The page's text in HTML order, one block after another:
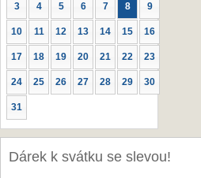
3 4 5 6 7 8 9
10 11 12 13 14 15 16
17 18 19 20 21 22 23
24 25 26 27 28 29 30
31
Dárek k svátku se slevou!